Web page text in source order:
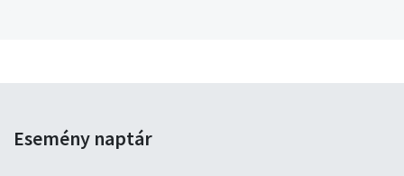
Esemény naptár